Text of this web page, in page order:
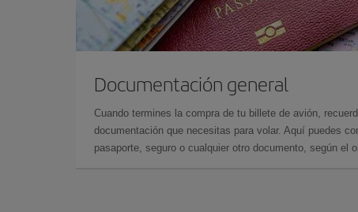
Documentación general
Cuando termines la compra de tu billete de avión,
documentación que necesitas para volar. Aquí puedes
pasaporte, seguro o cualquier otro documento, según el